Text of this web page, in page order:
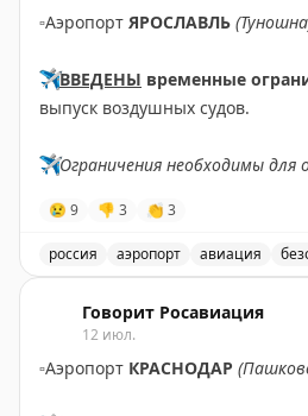
▫️Аэропорт ЯРОСЛАВЛЬ
✈️ВВЕДЕНЫ временные
выпуск воздушных судов.
✈️Ограничения необходимы для
✈️ Говорит Росавиация|МАХ
😢 9 👎 3 👏 3
россия аэропорт авиация
Говорит Росавиация
12 июл.
▫️Аэропорт КРАСНОДАР